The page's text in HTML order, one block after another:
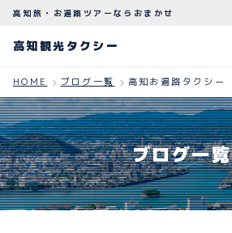
高知観光タクシー
ABOUT
観光タクシーについて
PLAN
観光プラン
高知旅・お遍路ツアーならおまかせ
高知観光タクシー
HOME ブログ一覧 高知お遍路タクシー
ブログ一覧